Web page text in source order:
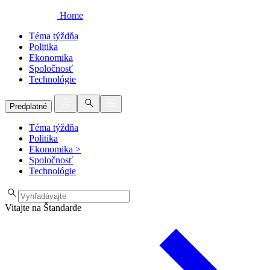
Home
Téma týždňa
Politika
Ekonomika
Spoločnosť
Technológie
Predplatné
Téma týždňa
Politika
Ekonomika >
Spoločnosť
Technológie
Vitajte na Štandarde